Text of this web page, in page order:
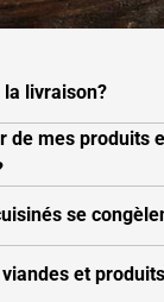
livraison?
de mes produits
se
et